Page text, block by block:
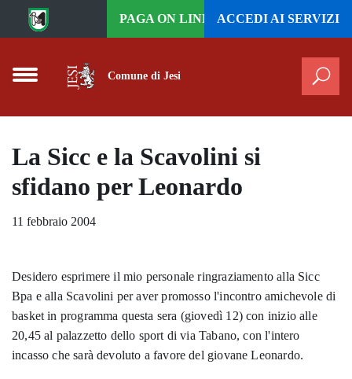
Vai al contenuto principale
PAGA ON LINE
ACCEDI AI SERVIZI
Comune di Jesi
La Sicc e la Scavolini si
sfidano per Leonardo
11 febbraio 2004
Desidero esprimere il mio personale ringraziamento alla Sicc
Bpa e alla Scavolini per aver promosso l'incontro amichevole di
basket in programma questa sera (giovedì 12) con inizio alle
20,45 al palazzetto dello sport di via Tabano, con l'intero
incasso che sarà devoluto a favore del giovane Leonardo.